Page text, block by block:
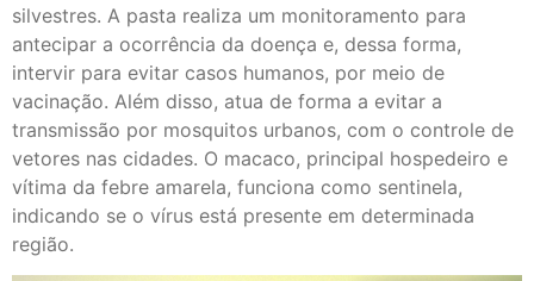
silvestres. A pasta realiza um monitoramento para
antecipar a ocorrência da doença e, dessa forma,
intervir para evitar casos humanos, por meio de
vacinação. Além disso, atua de forma a evitar a
transmissão por mosquitos urbanos, com o controle de
vetores nas cidades. O macaco, principal hospedeiro e
vítima da febre amarela, funciona como sentinela,
indicando se o vírus está presente em determinada
região.